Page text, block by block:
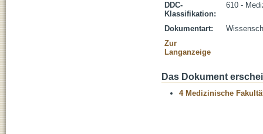
DDC-
Klassifikation:
610 -
Dokumentart:
Zur
Langanzeige
Das Dokument
4 Medizinische